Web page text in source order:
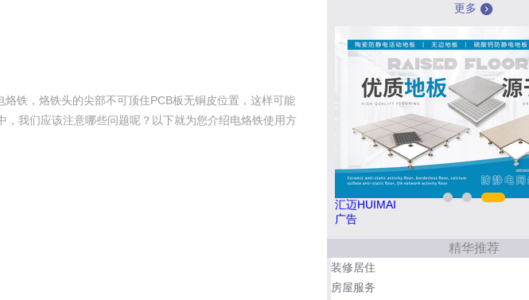
铁，烙铁头的尖部不可顶住PCB板无铜皮位置，这样可能
我们应该注意哪些问题呢？以下就为您介绍电烙铁使用方
更多
民兴电缆 400-188-3331
广告
精华推荐
装修居住
房屋服务